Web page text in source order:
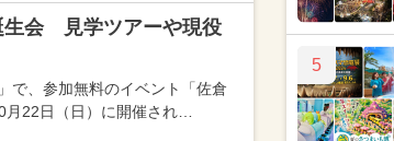
生会 見学ツアーや現役
で、参加無料のイベント「佐倉
22日（日）に開催され…
5